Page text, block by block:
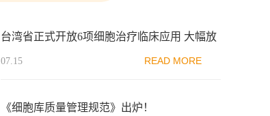
台湾省正式开放6项细胞治疗临床应用 大幅放
宽适应症范围
07.15 READ MORE
《细胞库质量管理规范》出炉！